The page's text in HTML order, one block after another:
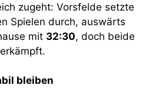
zugeht: Vorsfelde setzte
Spielen durch, auswärts
mit 32:30, doch beide
bleiben